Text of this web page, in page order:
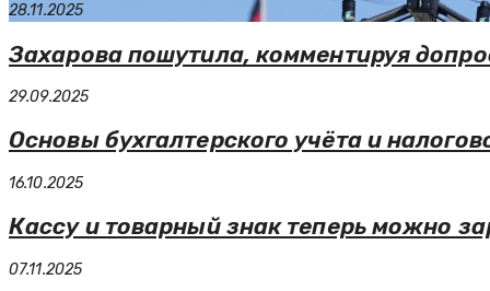
28.11.2025
Захарова пошутила, комментируя
29.09.2025
Основы бухгалтерского учёта и
16.10.2025
Кассу и товарный знак теперь можно
07.11.2025